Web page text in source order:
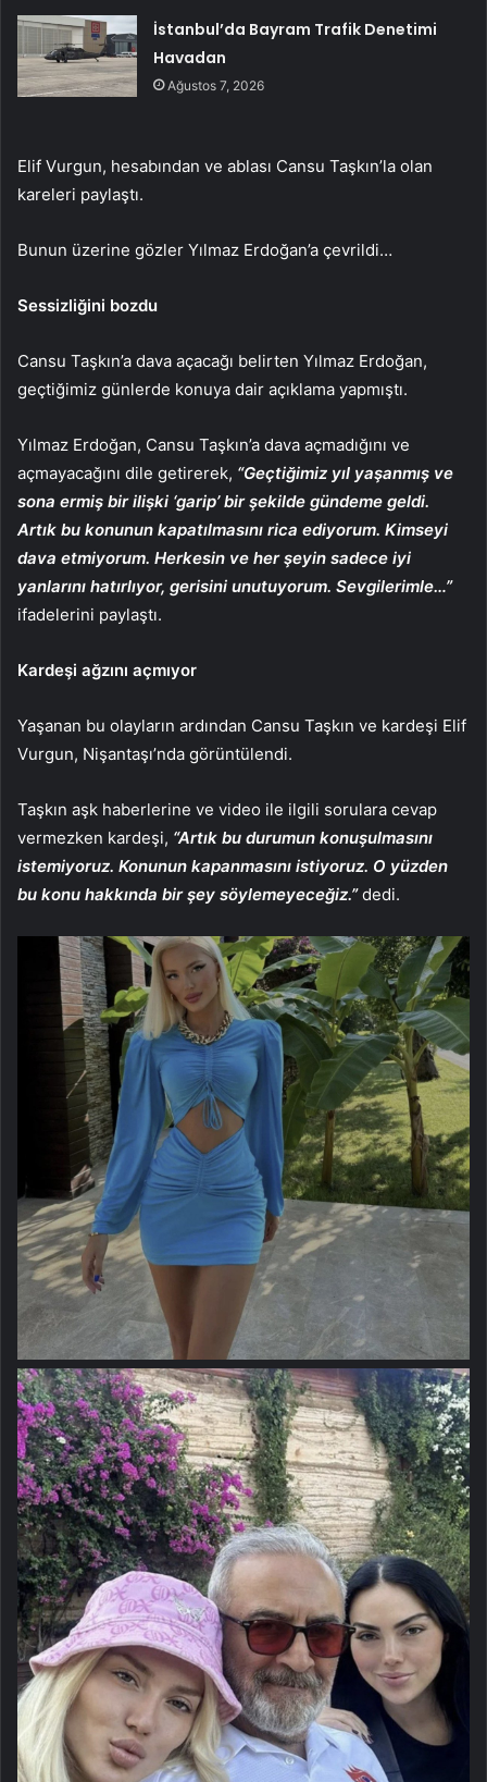
İstanbul’da Bayram Trafik Denetimi
Havadan
Ağustos 7, 2026
Elif Vurgun, hesabından ve ablası Cansu Taşkın’la olan
kareleri paylaştı.
Bunun üzerine gözler Yılmaz Erdoğan’a çevrildi…
Sessizliğini bozdu
Cansu Taşkın’a dava açacağı belirten Yılmaz Erdoğan,
geçtiğimiz günlerde konuya dair açıklama yapmıştı.
Yılmaz Erdoğan, Cansu Taşkın’a dava açmadığını ve
açmayacağını dile getirerek, “Geçtiğimiz yıl yaşanmış ve
sona ermiş bir ilişki ‘garip’ bir şekilde gündeme geldi.
Artık bu konunun kapatılmasını rica ediyorum. Kimseyi
dava etmiyorum. Herkesin ve her şeyin sadece iyi
yanlarını hatırlıyor, gerisini unutuyorum. Sevgilerimle…”
ifadelerini paylaştı.
Kardeşi ağzını açmıyor
Yaşanan bu olayların ardından Cansu Taşkın ve kardeşi Elif
Vurgun, Nişantaşı’nda görüntülendi.
Taşkın aşk haberlerine ve video ile ilgili sorulara cevap
vermezken kardeşi, “Artık bu durumun konuşulmasını
istemiyoruz. Konunun kapanmasını istiyoruz. O yüzden
bu konu hakkında bir şey söylemeyeceğiz.”dedi.